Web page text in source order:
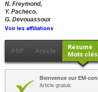
N. Freymond,
Y. Pacheco,
G. Devouassoux
Voir les affiliations
PDF Article
Résumé
Mots clés
Bienvenue sur EM-
Article gratuit.